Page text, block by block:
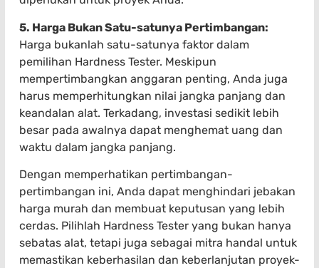
5. Harga Bukan Satu-satunya Pertimbangan:
Harga bukanlah satu-satunya faktor dalam
pemilihan Hardness Tester. Meskipun
mempertimbangkan anggaran penting, Anda juga
harus memperhitungkan nilai jangka panjang dan
keandalan alat. Terkadang, investasi sedikit lebih
besar pada awalnya dapat menghemat uang dan
waktu dalam jangka panjang.
Dengan memperhatikan pertimbangan-
pertimbangan ini, Anda dapat menghindari jebakan
harga murah dan membuat keputusan yang lebih
cerdas. Pilihlah Hardness Tester yang bukan hanya
sebatas alat, tetapi juga sebagai mitra handal untuk
memastikan keberhasilan dan keberlanjutan proyek-